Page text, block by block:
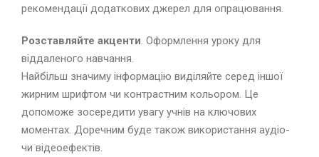
рекомендації додаткових джерел для опрацювання.
Розставляйте акценти. Оформлення уроку для
віддаленого навчання.
Найбільш значиму інформацію виділяйте серед іншої
жирним шрифтом чи контрастним кольором. Це
допоможе зосередити увагу учнів на ключових
моментах. Доречним буде також використання аудіо-
чи відеоефектів.